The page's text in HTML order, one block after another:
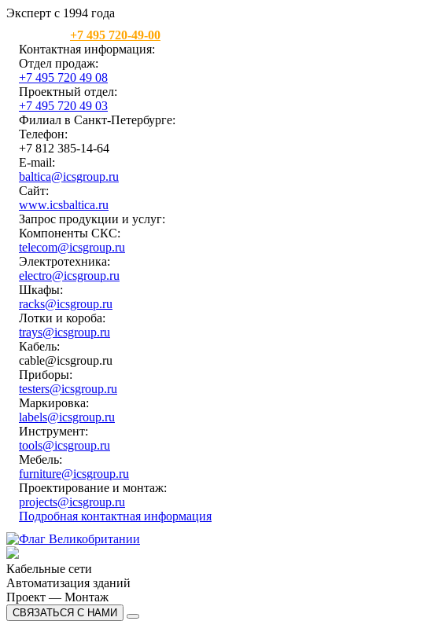
Эксперт с 1994 года
+7 495 720-49-00
Контактная информация:
Отдел продаж:
+7 495 720 49 08
Проектный отдел:
+7 495 720 49 03
Филиал в Санкт-Петербурге:
Телефон:
+7 812 385-14-64
E-mail:
baltica@icsgroup.ru
Сайт:
www.icsbaltica.ru
Запрос продукции и услуг:
Компоненты СКС:
telecom@icsgroup.ru
Электротехника:
electro@icsgroup.ru
Шкафы:
racks@icsgroup.ru
Лотки и короба:
trays@icsgroup.ru
Кабель:
cable@icsgroup.ru
Приборы:
testers@icsgroup.ru
Маркировка:
labels@icsgroup.ru
Инструмент:
tools@icsgroup.ru
Мебель:
furniture@icsgroup.ru
Проектирование и монтаж:
projects@icsgroup.ru
Подробная контактная информация
Кабельные сети
Автоматизация зданий
Проект — Монтаж
СВЯЗАТЬСЯ С НАМИ